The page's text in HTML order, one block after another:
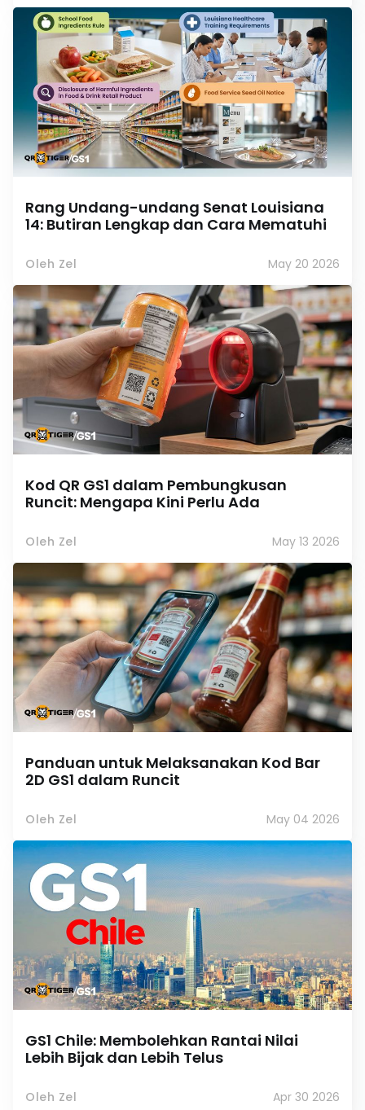
Rang Undang-undang Senat Louisiana
14: Butiran Lengkap dan Cara Mematuhi
Oleh Zel May 20 2026
Kod QR GS1 dalam Pembungkusan
Runcit: Mengapa Kini Perlu Ada
Oleh Zel May 13 2026
Panduan untuk Melaksanakan Kod Bar
2D GS1 dalam Runcit
Oleh Zel May 04 2026
GS1 Chile: Membolehkan Rantai Nilai
Lebih Bijak dan Lebih Telus
Oleh Zel Apr 30 2026